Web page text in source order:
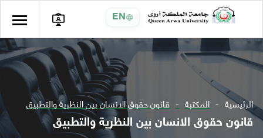
EN
الرئيسية المكتبة قانون حقوق الانسان بين النظرية والتطبيق
قانون حقوق الانسان بين النظرية والتطبيق